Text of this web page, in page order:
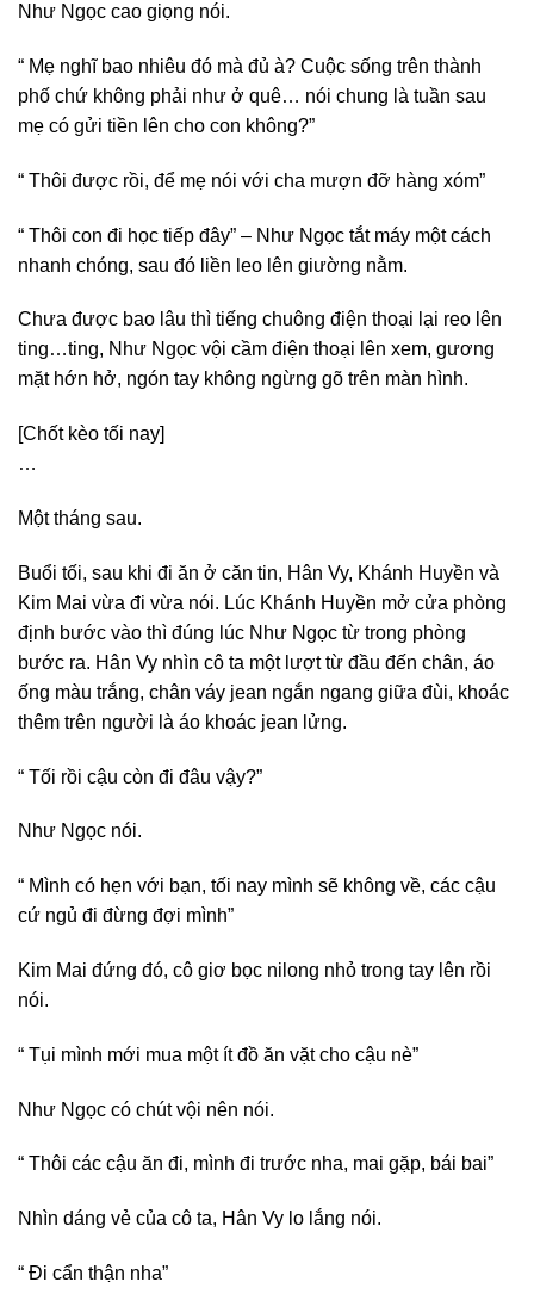
Như Ngọc cao giọng nói.
“ Mẹ nghĩ bao nhiêu đó mà đủ à? Cuộc sống trên thành
phố chứ không phải như ở quê… nói chung là tuần sau
mẹ có gửi tiền lên cho con không?”
“ Thôi được rồi, để mẹ nói với cha mượn đỡ hàng xóm”
“ Thôi con đi học tiếp đây” – Như Ngọc tắt máy một cách
nhanh chóng, sau đó liền leo lên giường nằm.
Chưa được bao lâu thì tiếng chuông điện thoại lại reo lên
ting…ting, Như Ngọc vội cầm điện thoại lên xem, gương
mặt hớn hở, ngón tay không ngừng gõ trên màn hình.
[Chốt kèo tối nay]
…
Một tháng sau.
Buổi tối, sau khi đi ăn ở căn tin, Hân Vy, Khánh Huyền và
Kim Mai vừa đi vừa nói. Lúc Khánh Huyền mở cửa phòng
định bước vào thì đúng lúc Như Ngọc từ trong phòng
bước ra. Hân Vy nhìn cô ta một lượt từ đầu đến chân, áo
ống màu trắng, chân váy jean ngắn ngang giữa đùi, khoác
thêm trên người là áo khoác jean lửng.
“ Tối rồi cậu còn đi đâu vậy?”
Như Ngọc nói.
“ Mình có hẹn với bạn, tối nay mình sẽ không về, các cậu
cứ ngủ đi đừng đợi mình”
Kim Mai đứng đó, cô giơ bọc nilong nhỏ trong tay lên rồi
nói.
“ Tụi mình mới mua một ít đồ ăn vặt cho cậu nè”
Như Ngọc có chút vội nên nói.
“ Thôi các cậu ăn đi, mình đi trước nha, mai gặp, bái bai”
Nhìn dáng vẻ của cô ta, Hân Vy lo lắng nói.
“ Đi cẩn thận nha”